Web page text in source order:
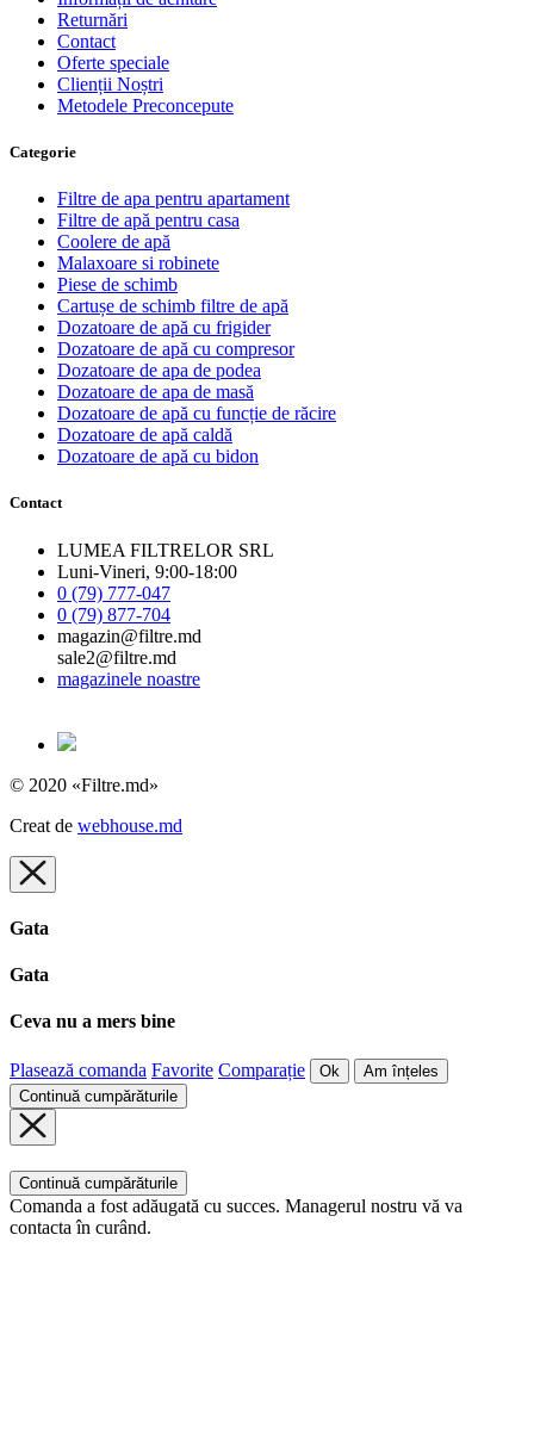
Returnări
Contact
Oferte speciale
Clienții Noștri
Metodele Preconcepute
Сategorie
Filtre de apa pentru apartament
Filtre de apă pentru casa
Coolere de apă
Malaxoare si robinete
Piese de schimb
Cartușe de schimb filtre de apă
Dozatoare de apă cu frigider
Dozatoare de apă cu compresor
Dozatoare de apa de podea
Dozatoare de apa de masă
Dozatoare de apă cu funcție de răcire
Dozatoare de apă caldă
Dozatoare de apă cu bidon
Contact
LUMEA FILTRELOR SRL
Luni-Vineri, 9:00-18:00
0 (79) 777-047
0 (79) 877-704
magazin@filtre.md
sale2@filtre.md
magazinele noastre
© 2020 «Filtre.md»
Creat de webhouse.md
Gata
Gata
Ceva nu a mers bine
Plasează comanda Favorite Comparație Ok
Am înțeles
Continuă cumpărăturile
Continuă cumpărăturile
Comanda a fost adăugată cu succes. Managerul nostru vă va
contacta în curând.